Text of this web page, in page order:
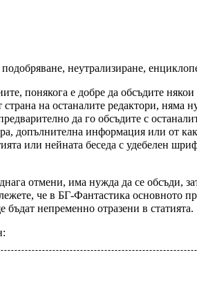
неутрализиране,
понякога е добре да обсъдите
на останалите редактори, няма
да го обсъдите с
допълнителна информация или от
или нейната беседа с удебелен
отмени, има нужда да се обсъди,
че в БГ-Фантастика основното
непременно отразени в статията.